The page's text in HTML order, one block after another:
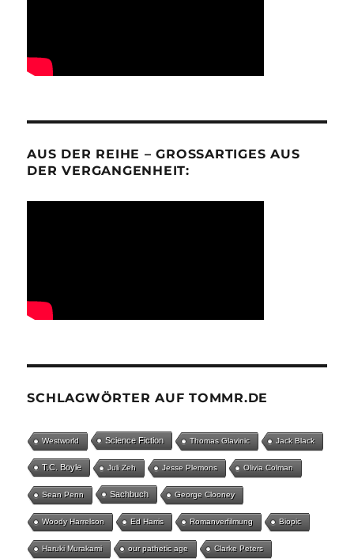
AUS DER REIHE – GROSSARTIGES AUS D
ER VERGANGENHEIT:
SCHLAGWÖRTER AUF TOMMR.DE
Westworld Science Fiction Thomas Glavinic Jack Black
T.C. Boyle Juli Zeh Jesse Plemons Olivia Colman
Sean Penn Sachbuch George Clooney
Woody Harrelson Ed Harris Romanverfilmung Biopic
Haruki Murakami our pathetic age Clarke Peters